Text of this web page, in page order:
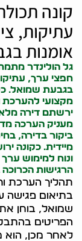
קונה
עתיקות,
אומנות
גל הולינדר
חפצי ערך,
בגבעת שמואל. כ
מקצועי להערכת
ירשתם דירה
מעניק הערכה
ביקור בדירה,
מיידית. כקונה
ונוח למימוש
הרגישות
תהליך הערכת
בתיאום פגישה
שמואל, בוחן
הפריטים
לאחר מכן, הוא